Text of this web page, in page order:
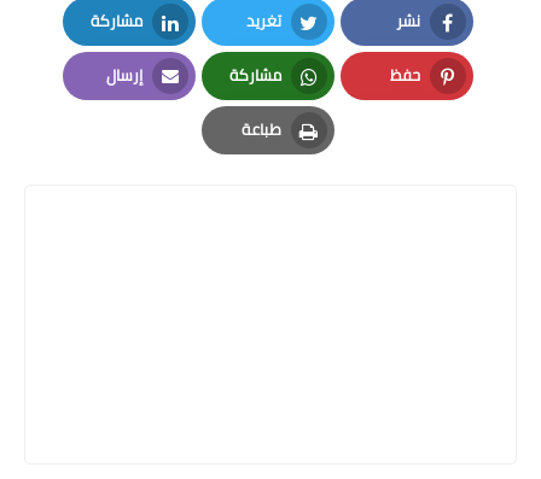
نشر
Facebook
تغريد
Twitter
مشاركة
LinkedIn
حفظ
Pinterest
مشاركة
Whatsapp
إرسال
Email
طباعة
Print